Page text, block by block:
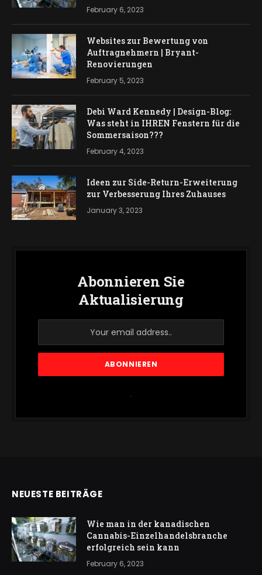
February 6, 2023
Websites zur Bewertung von
Auftragnehmern | Bryant-
Renovierungen
February 5, 2023
Debi Ward Kennedy | Design-Blog:
Was steht in IHREN Fenstern für die
Sommersaison???
February 4, 2023
Ideen zur Side-Return-Erweiterung
zur Verbesserung Ihres Zuhauses
January 3, 2023
Abonnieren Sie
Aktualisierung
.
NEUESTE BEITRÄGE
Wie man in der kanadischen
Cannabis-Einzelhandelsbranche
erfolgreich sein kann
February 6, 2023